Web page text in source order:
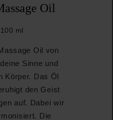
Oil
100 ml
Oil von
Sinne und
Körper. Das Öl
den Geist
auf. Dabei wir
Die